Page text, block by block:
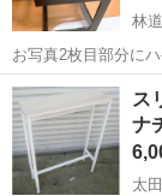
林
お写真2枚目部分に
います。 多少の小傷はあ
早い方を優先させて
香川 高松市
ス
ナ
太